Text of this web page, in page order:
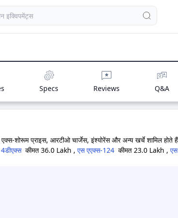
Specs Reviews Q&A
शोरूम प्राइस, आरटीओ चार्जेस, इंश्योरेंस और अन्य खर्चे शामिल
कीमत 36.0 Lakh , एस एएक्स-124 कीमत 23.0 Lakh ,